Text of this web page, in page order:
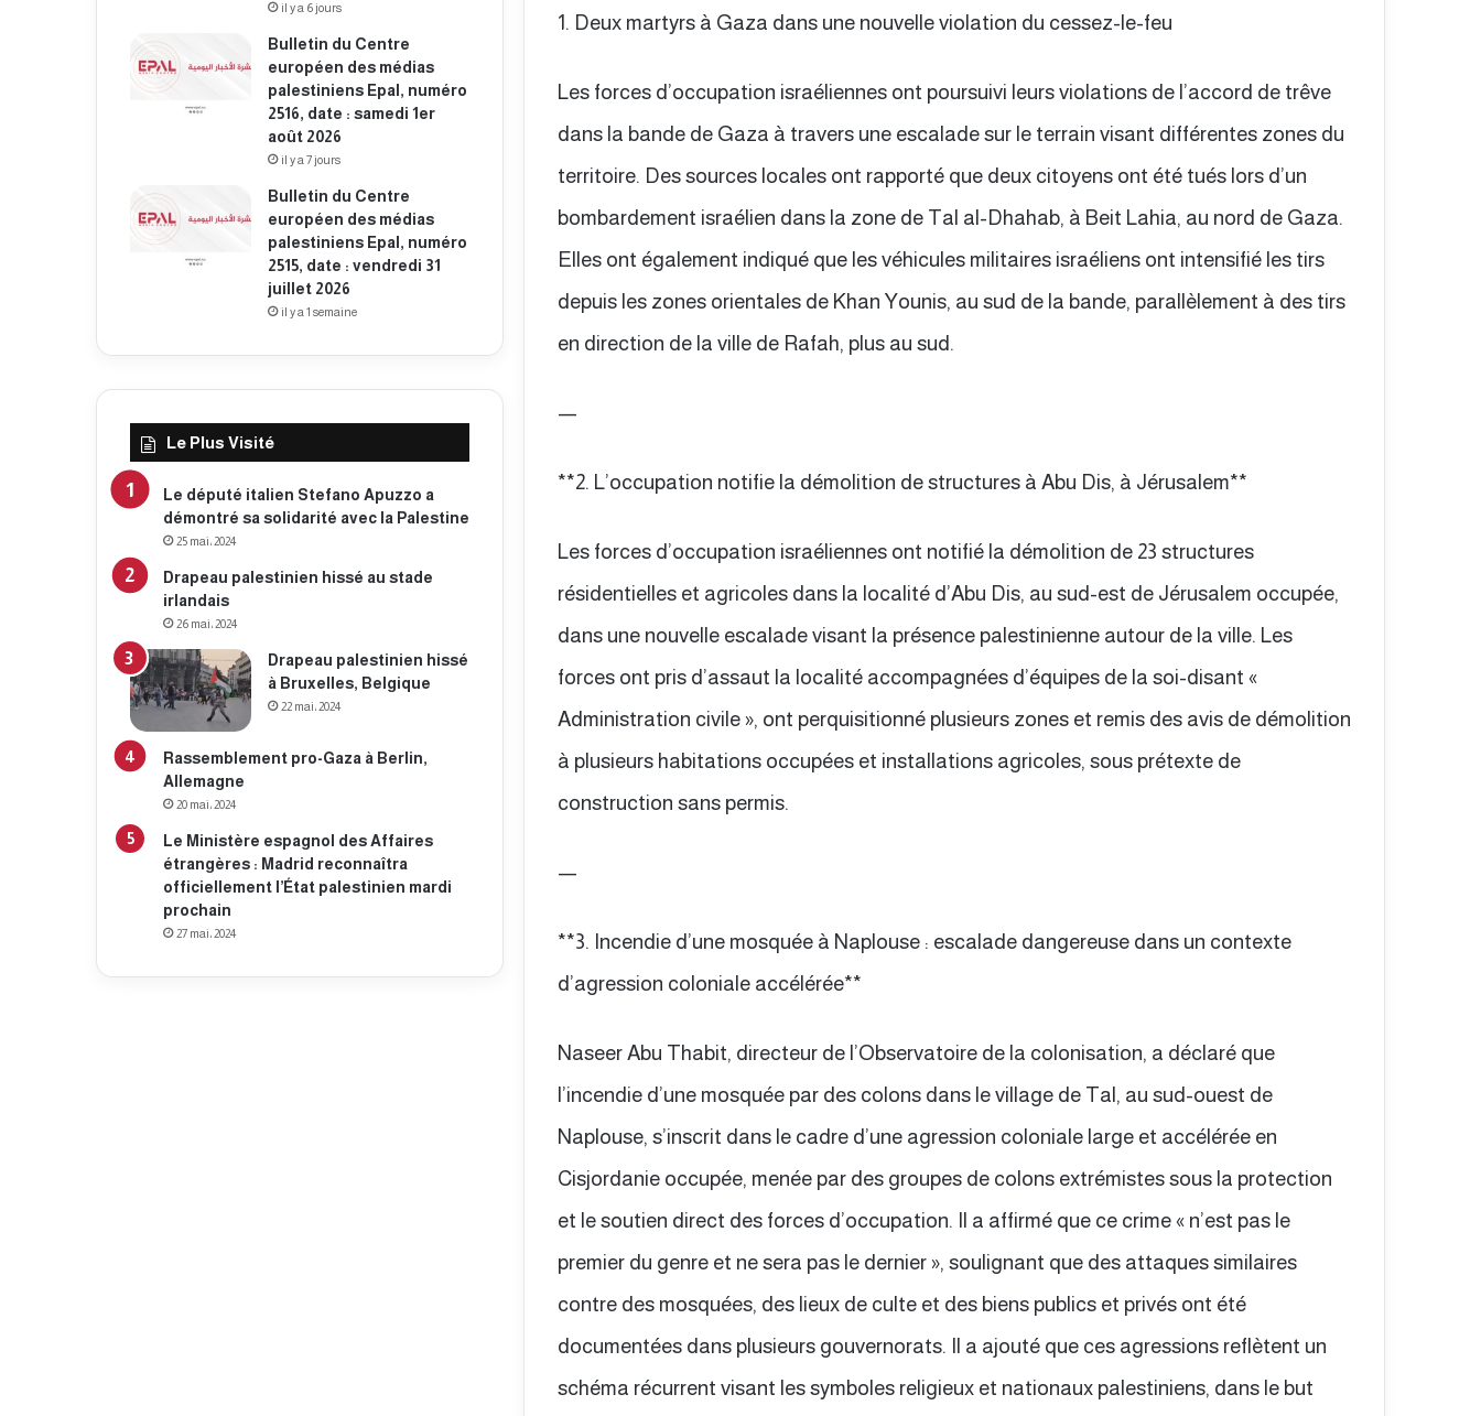
1. Deux martyrs à Gaza dans une nouvelle violation du cessez-le-feu
Les forces d’occupation israéliennes ont poursuivi leurs violations de l’accord de trêve
dans la bande de Gaza à travers une escalade sur le terrain visant différentes zones du
territoire. Des sources locales ont rapporté que deux citoyens ont été tués lors d’un
bombardement israélien dans la zone de Tal al-Dhahab, à Beit Lahia, au nord de Gaza.
Elles ont également indiqué que les véhicules militaires israéliens ont intensifié les tirs
depuis les zones orientales de Khan Younis, au sud de la bande, parallèlement à des tirs
en direction de la ville de Rafah, plus au sud.
—
**2. L’occupation notifie la démolition de structures à Abu Dis, à Jérusalem**
Les forces d’occupation israéliennes ont notifié la démolition de 23 structures
résidentielles et agricoles dans la localité d’Abu Dis, au sud-est de Jérusalem occupée,
dans une nouvelle escalade visant la présence palestinienne autour de la ville. Les
forces ont pris d’assaut la localité accompagnées d’équipes de la soi-disant «
Administration civile », ont perquisitionné plusieurs zones et remis des avis de démolition
à plusieurs habitations occupées et installations agricoles, sous prétexte de
construction sans permis.
—
**3. Incendie d’une mosquée à Naplouse : escalade dangereuse dans un contexte
d’agression coloniale accélérée**
Naseer Abu Thabit, directeur de l’Observatoire de la colonisation, a déclaré que
l’incendie d’une mosquée par des colons dans le village de Tal, au sud-ouest de
Naplouse, s’inscrit dans le cadre d’une agression coloniale large et accélérée en
Cisjordanie occupée, menée par des groupes de colons extrémistes sous la protection
et le soutien direct des forces d’occupation. Il a affirmé que ce crime « n’est pas le
premier du genre et ne sera pas le dernier », soulignant que des attaques similaires
contre des mosquées, des lieux de culte et des biens publics et privés ont été
documentées dans plusieurs gouvernorats. Il a ajouté que ces agressions reflètent un
schéma récurrent visant les symboles religieux et nationaux palestiniens, dans le but
il y a 6 jours
Bulletin du Centre
européen des médias
palestiniens Epal, numéro
2516, date : samedi 1er
août 2026
il y a 7 jours
Bulletin du Centre
européen des médias
palestiniens Epal, numéro
2515, date : vendredi 31
juillet 2026
il y a 1 semaine
Le Plus Visité
Le député italien Stefano Apuzzo a
démontré sa solidarité avec la Palestine
25 mai، 2024
Drapeau palestinien hissé au stade
irlandais
26 mai، 2024
Drapeau palestinien hissé
à Bruxelles, Belgique
22 mai، 2024
Rassemblement pro-Gaza à Berlin,
Allemagne
20 mai، 2024
Le Ministère espagnol des Affaires
étrangères : Madrid reconnaîtra
officiellement l’État palestinien mardi
prochain
27 mai، 2024